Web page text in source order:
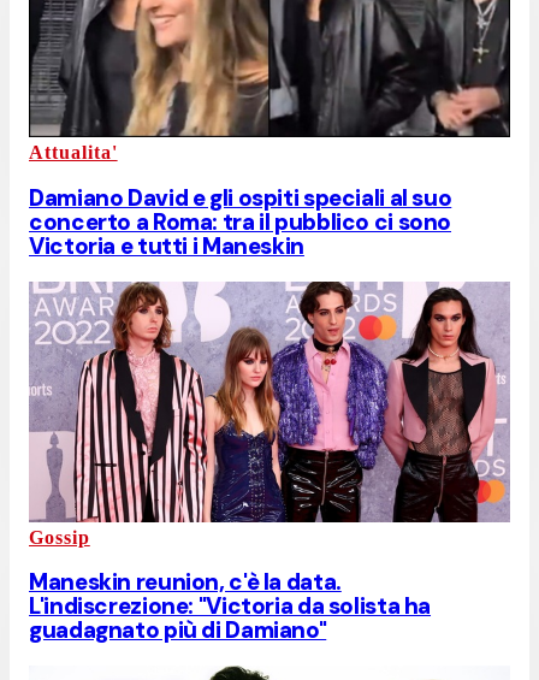
Attualita'
Damiano David e gli ospiti speciali al suo
concerto a Roma: tra il pubblico ci sono
Victoria e tutti i Maneskin
Gossip
Maneskin reunion, c'è la data.
L'indiscrezione: "Victoria da solista ha
guadagnato più di Damiano"